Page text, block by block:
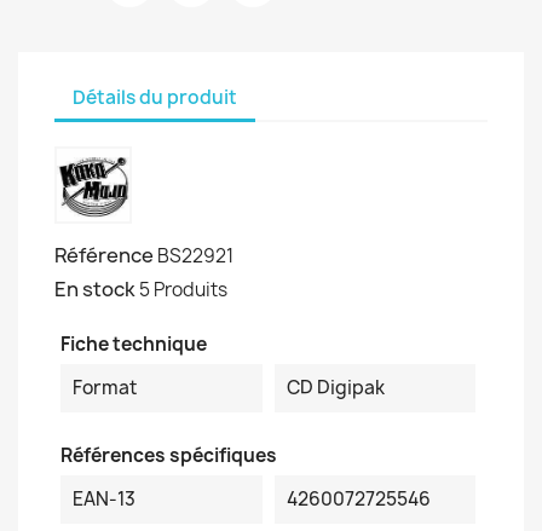
Détails du produit
Référence BS22921
En stock5 Produits
Fiche technique
Format
CD Digipak
Références spécifiques
EAN-13
4260072725546